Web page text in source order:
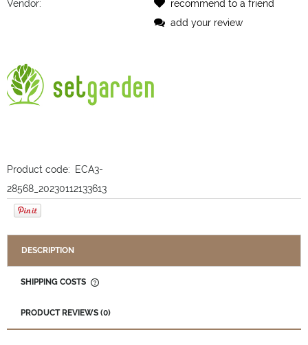
Vendor:
Product code:
ECA3-
28568_20230112133613
recommend to a friend
add your review
DESCRIPTION
SHIPPING COSTS
PRODUCT REVIEWS (0)